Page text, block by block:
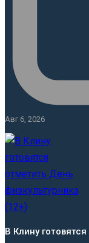
Авг 6, 2026
В Клину